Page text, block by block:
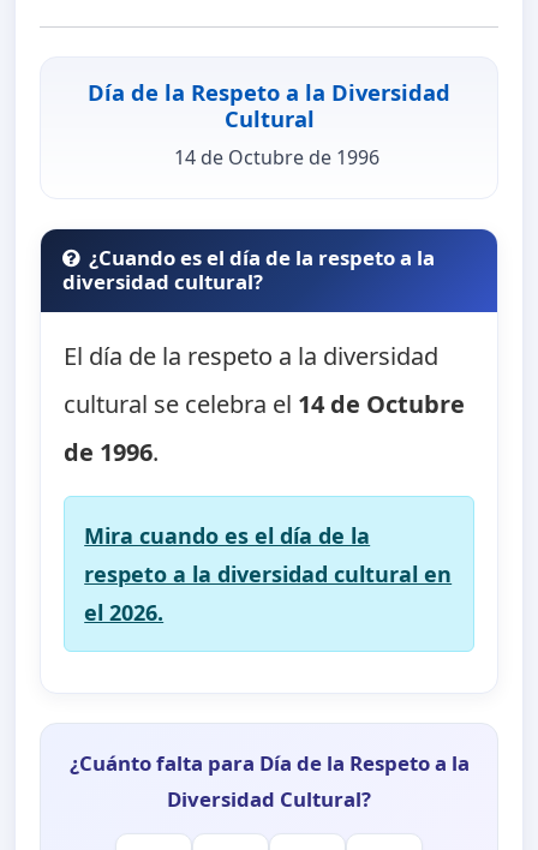
Día de la Respeto a la Diversidad
Cultural
14 de Octubre de 1996
¿Cuando es el día de la respeto a la
diversidad cultural?
El día de la respeto a la diversidad
cultural se celebra el 14 de Octubre
de 1996.
Mira cuando es el día de la
respeto a la diversidad cultural en
el 2026.
¿Cuánto falta para Día de la Respeto a la
Diversidad Cultural?